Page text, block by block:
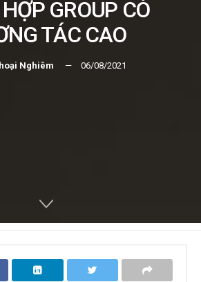
GROUP CÓ
TÁC CAO
Nghiêm 06/08/2021